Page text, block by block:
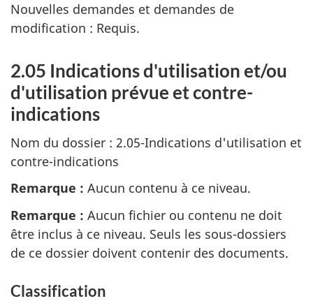
Nouvelles demandes et demandes de
modification : Requis.
2.05 Indications d'utilisation et/ou
d'utilisation prévue et contre-
indications
Nom du dossier : 2.05-Indications d'utilisation et
contre-indications
Remarque : Aucun contenu à ce niveau.
Remarque : Aucun fichier ou contenu ne doit
être inclus à ce niveau. Seuls les sous-dossiers
de ce dossier doivent contenir des documents.
Classification